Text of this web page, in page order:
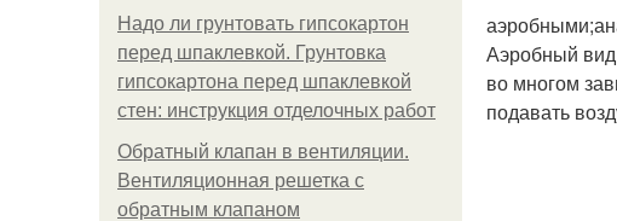
Надо ли грунтовать гипсокартон
перед шпаклевкой. Грунтовка
гипсокартона перед шпаклевкой
стен: инструкция отделочных работ
Обратный клапан в вентиляции.
Вентиляционная решетка с
обратным клапаном
Аэробный вид
во многом
подавать